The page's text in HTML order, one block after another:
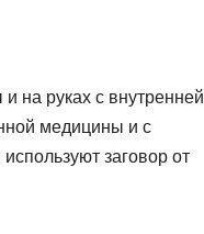
на руках с внутренней
медицины и с
заговор от